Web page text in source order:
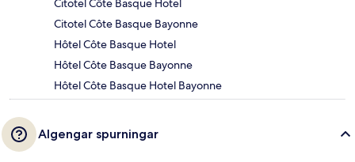
Citotel Côte Basque Hotel
Citotel Côte Basque Bayonne
Hôtel Côte Basque Hotel
Hôtel Côte Basque Bayonne
Hôtel Côte Basque Hotel Bayonne
Algengar spurningar